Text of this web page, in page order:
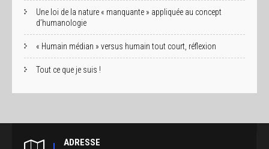
Une loi de la nature « manquante » appliquée au concept
d’humanologie
« Humain médian » versus humain tout court, réflexion
Tout ce que je suis !
ADRESSE